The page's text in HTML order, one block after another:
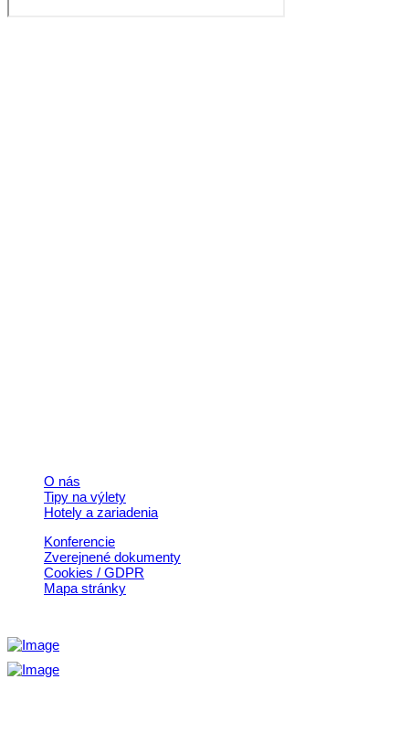
O nás
Tipy na výlety
Hotely a zariadenia
Konferencie
Zverejnené dokumenty
Cookies / GDPR
Mapa stránky